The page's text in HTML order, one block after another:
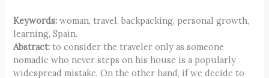
Keywords: woman, travel, backpacking, personal growth,
learning, Spain.
Abstract: to consider the traveler only as someone
nomadic who never steps on his house is a popularly
widespread mistake. On the other hand, if we decide to